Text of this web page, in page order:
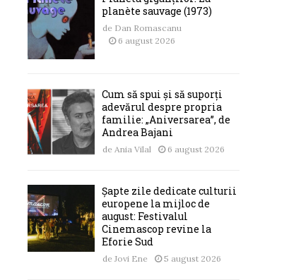
planète sauvage (1973)
de Dan Romascanu
6 august 2026
Cum să spui și să suporți
adevărul despre propria
familie: „Aniversarea”, de
Andrea Bajani
de Ania Vilal 6 august 2026
Șapte zile dedicate culturii
europene la mijloc de
august: Festivalul
Cinemascop revine la
Eforie Sud
de Jovi Ene 5 august 2026